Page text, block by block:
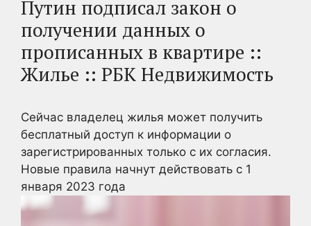
Путин подписал закон о
получении данных о
прописанных в квартире ::
Жилье :: РБК Недвижимость
Сейчас владелец жилья может получить
бесплатный доступ к информации о
зарегистрированных только с их согласия.
Новые правила начнут действовать с 1
января 2023 года